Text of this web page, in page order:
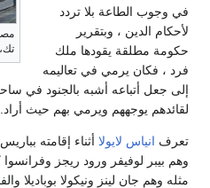
تك،
في وجوب الطاعة بلا تردد
لأحكام الدين ، وبتقرير
حكومة مطلقة يقودها ملك
فرد ، فكان يرمي في تعاليمه
إلى جعل أتباعه أشبه بالجنود في
لقائدهم يوجههم ويرمي بهم حيث أراد.
تعرف انياس لايولا أثناء إقامته
وهم بيبر لوفيفر ورود ريجز وفرانسوا
مثله وهم جان لينز ونيكولا بوباديلا